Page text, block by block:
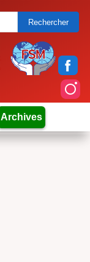
Archives